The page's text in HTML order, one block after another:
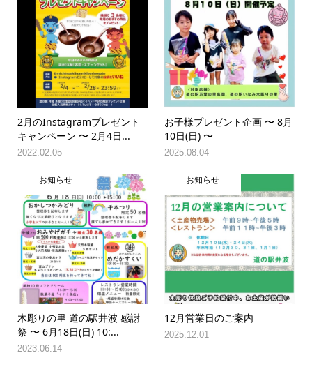
2月のInstagramプレゼント
キャンペーン 〜 2月4日...
2022.02.05
お子様プレゼント企画 〜 8月
10日(日) 〜
2025.08.04
お知らせ
木彫りの里 道の駅井波 感謝
祭 〜 6月18日(日) 10:...
2023.06.14
お知らせ
12月営業日のご案内
2025.12.01